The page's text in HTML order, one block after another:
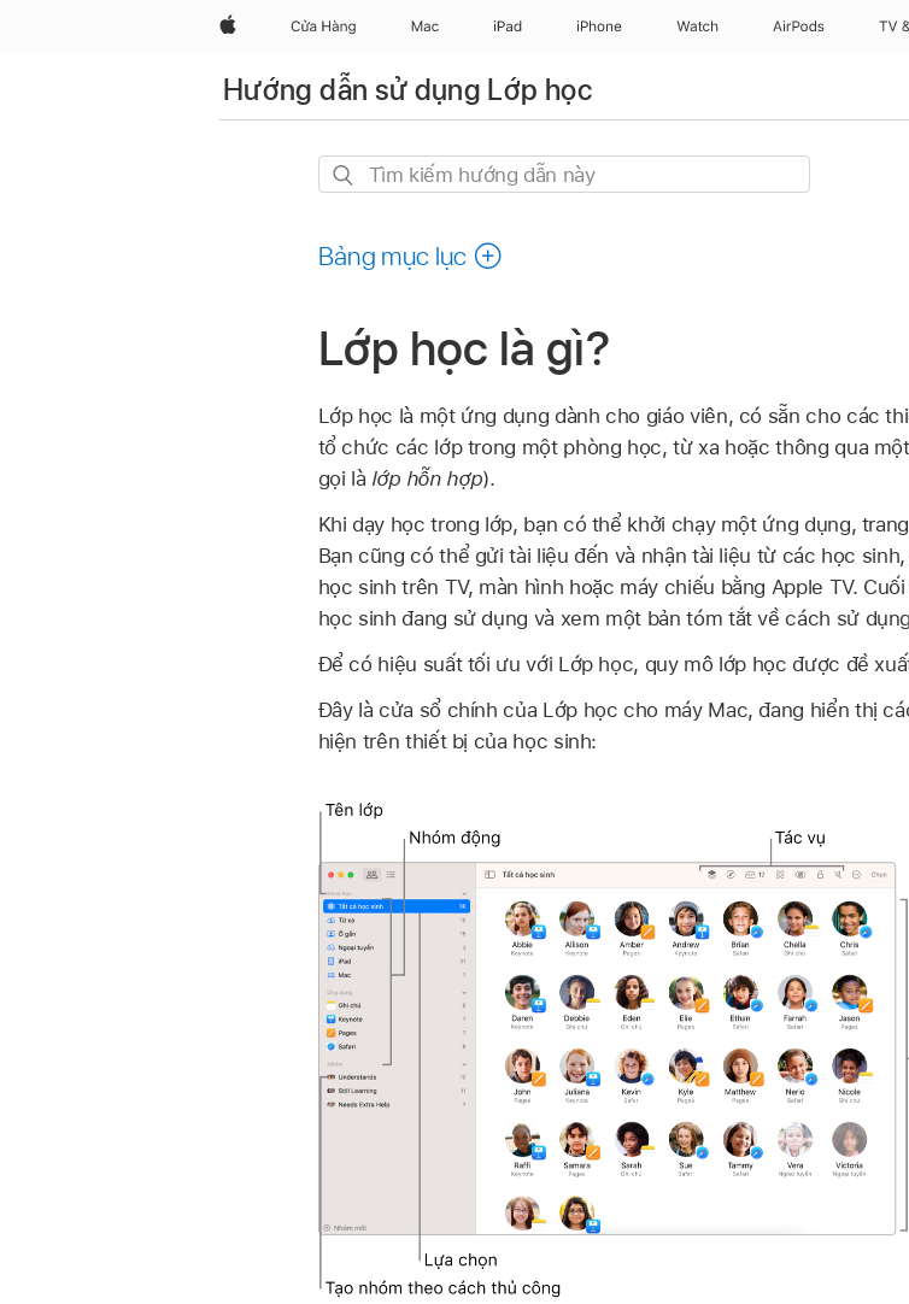
Apple Cửa Hàng Mac iPad iPhone Watch AirPods TV
Hướng dẫn sử dụng Lớp học
Tìm
dẫn
Bảng mục lục
Lớp học là gì?
Lớp học là một ứng dụng dành cho giáo viên, có sẵn cho các
tổ chức các lớp trong một phòng học, từ xa hoặc thông qua
gọi là lớp hỗn hợp).
Khi dạy học trong lớp, bạn có thể khởi chạy một ứng dụng,
Bạn cũng có thể gửi tài liệu đến và nhận tài liệu từ các học
học sinh trên TV, màn hình hoặc máy chiếu bằng Apple TV.
học sinh đang sử dụng và xem một bản tóm tắt về cách sử
Để có hiệu suất tối ưu với Lớp học, quy mô lớp học được đề
Đây là cửa sổ chính của Lớp học cho máy Mac, đang hiển thị
hiện trên thiết bị của học sinh: